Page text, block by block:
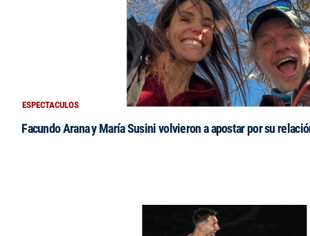
ESPECTACULOS
Facundo Arana y María Susini volvieron a apostar por su